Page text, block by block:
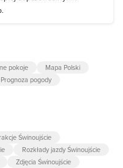
pokoje
Mapa Polski
Prognoza pogody
Świnoujście
Rozkłady jazdy Świnoujście
Zdjęcia Świnoujście